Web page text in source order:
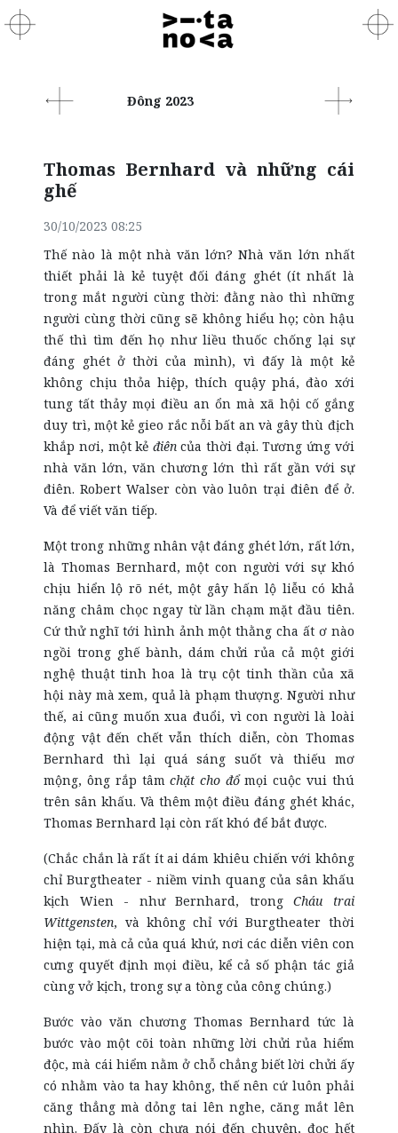
Đông 2023
Thomas Bernhard và những cái
ghế
30/10/2023 08:25
Thế nào là một nhà văn lớn? Nhà văn lớn nhất
thiết phải là kẻ tuyệt đối đáng ghét (ít nhất là
trong mắt người cùng thời: đằng nào thì những
người cùng thời cũng sẽ không hiểu họ; còn hậu
thế thì tìm đến họ như liều thuốc chống lại sự
đáng ghét ở thời của mình), vì đấy là một kẻ
không chịu thỏa hiệp, thích quậy phá, đào xới
tung tất thảy mọi điều an ổn mà xã hội cố gắng
duy trì, một kẻ gieo rắc nỗi bất an và gây thù địch
khắp nơi, một kẻ điêncủa thời đại. Tương ứng với
nhà văn lớn, văn chương lớn thì rất gần với sự
điên. Robert Walser còn vào luôn trại điên để ở.
Và để viết văn tiếp.
Một trong những nhân vật đáng ghét lớn, rất lớn,
là Thomas Bernhard, một con người với sự khó
chịu hiển lộ rõ nét, một gây hấn lộ liễu có khả
năng châm chọc ngay từ lần chạm mặt đầu tiên.
Cứ thử nghĩ tới hình ảnh một thằng cha ất ơ nào
ngồi trong ghế bành, dám chửi rủa cả một giới
nghệ thuật tinh hoa là trụ cột tinh thần của xã
hội này mà xem, quả là phạm thượng. Người như
thế, ai cũng muốn xua đuổi, vì con người là loài
động vật đến chết vẫn thích diễn, còn Thomas
Bernhard thì lại quá sáng suốt và thiếu mơ
mộng, ông rắp tâmchặt cho đổmọi cuộc vui thú
trên sân khấu. Và thêm một điều đáng ghét khác,
Thomas Bernhard lại còn rất khó để bắt được.
(Chắc chắn là rất ít ai dám khiêu chiến với không
chỉ Burgtheater - niềm vinh quang của sân khấu
kịch Wien - như Bernhard, trongCháu trai
Wittgensten, và không chỉ với Burgtheater thời
hiện tại, mà cả của quá khứ, nơi các diễn viên con
cưng quyết định mọi điều, kể cả số phận tác giả
cùng vở kịch, trong sự a tòng của công chúng.)
Bước vào văn chương Thomas Bernhard tức là
bước vào một cõi toàn những lời chửi rủa hiểm
độc, mà cái hiểm nằm ở chỗ chẳng biết lời chửi ấy
có nhằm vào ta hay không, thế nên cứ luôn phải
căng thẳng mà dỏng tai lên nghe, căng mắt lên
nhìn. Đấy là còn chưa nói đến chuyện, đọc hết